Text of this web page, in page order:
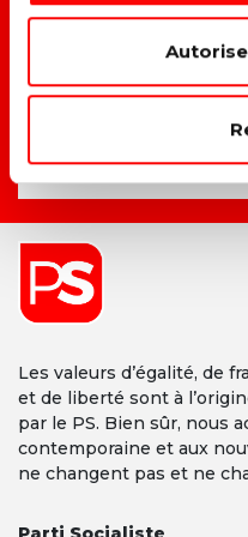
Les valeurs d’égalité, de
et de liberté sont à
par le PS. Bien sûr, nous
contemporaine et aux
ne changent pas et ne
→ F
→ Donner une vraie
DEVENIR MEMBRE →